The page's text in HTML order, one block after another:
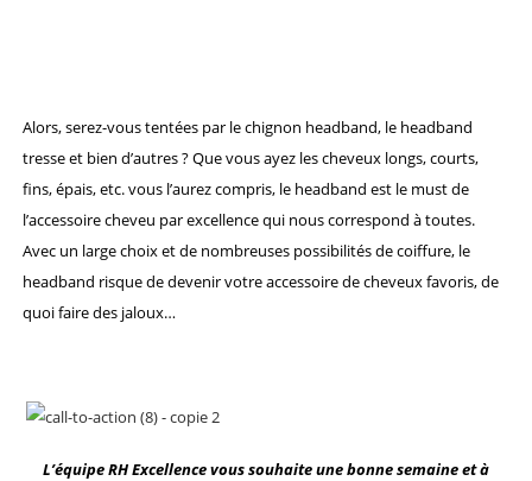
Alors, serez-vous tentées par le chignon headband, le headband
tresse et bien d’autres ? Que vous ayez les cheveux longs, courts,
fins, épais, etc. vous l’aurez compris, le headband est le must de
l’accessoire cheveu par excellence qui nous correspond à toutes.
Avec un large choix et de nombreuses possibilités de coiffure, le
headband risque de devenir votre accessoire de cheveux favoris, de
quoi faire des jaloux…
L’équipe RH Excellence vous souhaite une bonne semaine et à